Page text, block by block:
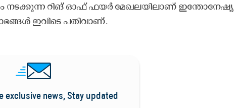
നടക്കുന്ന റിങ് ഓഫ് ഫയർ മേഖലയിലാണ് ഇന്തോനേഷ്യ
ഇവിടെ പതിവാണ്.
exclusive news, Stay updated